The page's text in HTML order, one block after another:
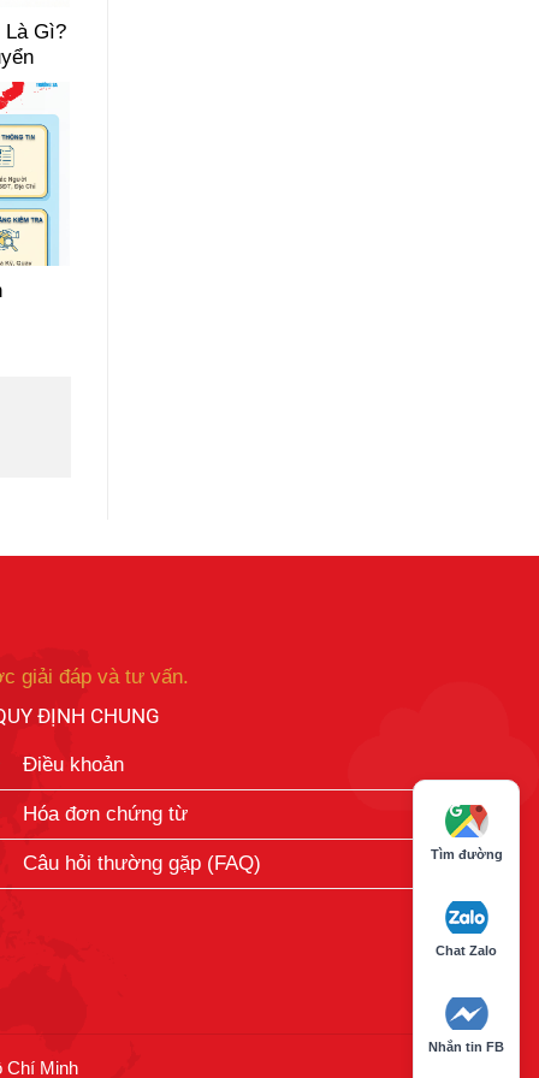
Là Gì?
giải đáp và tư vấn.
ĐỊNH CHUNG
Điều khoản
Hóa đơn chứng từ
Câu hỏi thường gặp (FAQ)
Chí Minh
Tìm đường
Chat Zalo
Nhắn tin FB